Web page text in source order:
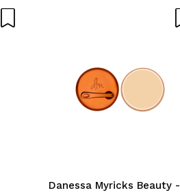
Danessa Myricks Beauty -